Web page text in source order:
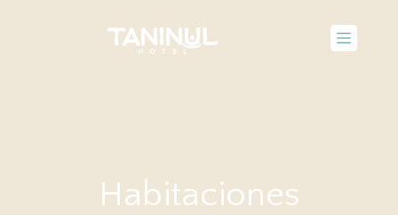
Habitaciones